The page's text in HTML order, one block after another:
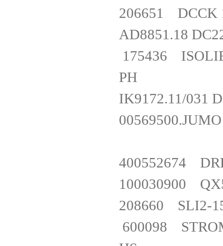
206651
AD8851.18
175436
PH
IK9172.11/
400552674
100030900
208660
600098